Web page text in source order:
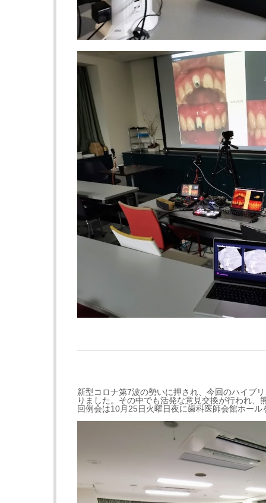
新型コロナ第7波の勢いに押され、今回のハイブ
りました。その中でも活発な意見交換が行われ
回例会は10月25日火曜日夜に歯科医師会館ホー